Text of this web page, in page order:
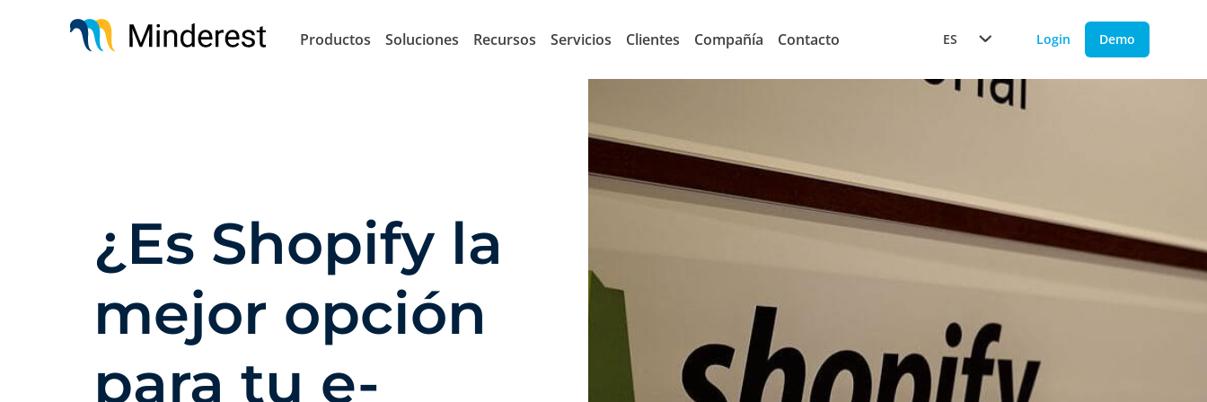
Productos Soluciones Recursos Servicios Clientes Compañía Contacto ES Login Demo
¿Es Shopify la
mejor opción
para tu e-